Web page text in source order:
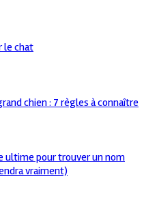
le chat
chien : 7 règles à connaître
ultime pour trouver un nom
vraiment)